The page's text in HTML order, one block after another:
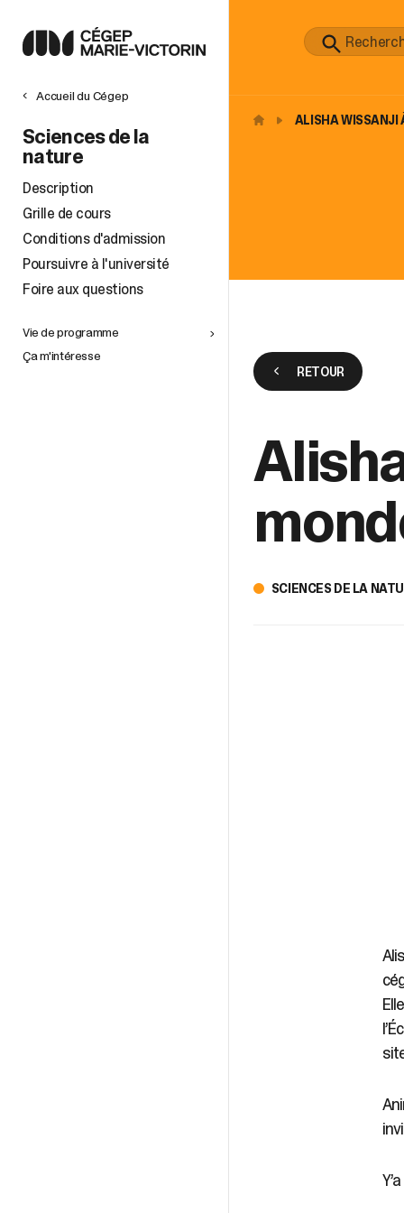
Accueil du Cégep
Sciences de la
nature
Description
Grille de cours
Conditions d'admission
Poursuivre à l'université
Foire aux questions
Vie de programme
Ça m'intéresse
ALISHA WISSANJI
RETOUR
SCIENCES DE LA